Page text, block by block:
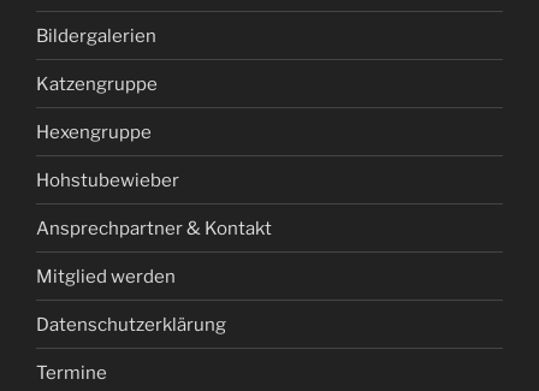
Bildergalerien
Katzengruppe
Hexengruppe
Hohstubewieber
Ansprechpartner & Kontakt
Mitglied werden
Datenschutzerklärung
Termine